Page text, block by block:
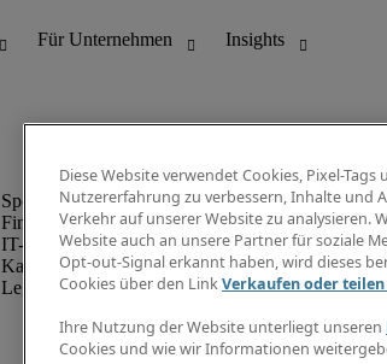
Finanz- & Rechnungswesen
IT-Bereich
Kaufmännischer Bereich
Legal
Diese Website verwendet Cookies, Pixel-
Nutzererfahrung zu verbessern, Inhalte und
Verkehr auf unserer Website zu
Website auch an unsere Partner für soziale
Opt-out-Signal erkannt haben, wird dieses
Cookies über den LinkVerkaufen oder
Ihre Nutzung der Website unterliegt unseren
Cookies und wie wir Informationen